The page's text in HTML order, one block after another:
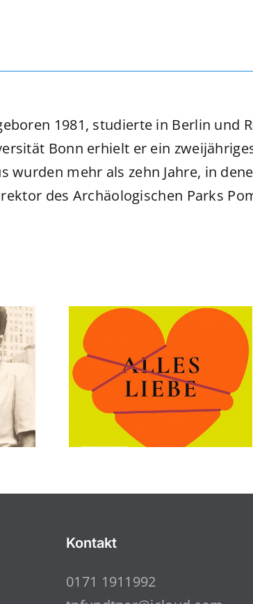
1981, studierte in Berlin und
Bonn erhielt er ein
wurden mehr als zehn Jahre, in
des Archäologischen Parks
Kontakt
0171 1911992